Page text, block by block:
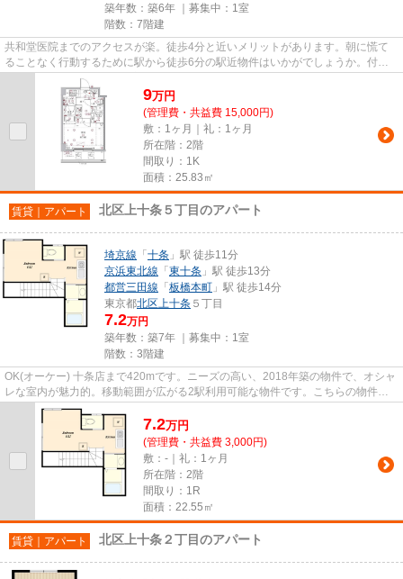
築年数：築6年 ｜募集中： 1室
階数：7階建
共和堂医院までのアクセスが楽。徒歩4分と近いメリットがあります。朝に慌て
ることなく行動するために駅から徒歩6分の駅近物件はいかがでしょうか。付近
に駅が2駅あり、行き先に応じて...
9万円
(管理費・共益費 15,000円)
敷：1ヶ月｜礼：1ヶ月
所在階：2階
間取り：1K
面積：25.83㎡
賃貸｜アパート 北区上十条５丁目のアパート
埼京線 「 十条 」駅 徒歩11分
京浜東北線 「 東十条 」駅 徒歩13分
都営三田線 「 板橋本町 」駅 徒歩14分
東京都北区上十条 ５丁目
7.2万円
築年数：築7年 ｜募集中： 1室
階数：3階建
OK(オーケー) 十条店まで420mです。ニーズの高い、2018年築の物件で、オシャ
レな室内が魅力的。移動範囲が広がる2駅利用可能な物件です。こちらの物件は
アパートです。地域に強い当社...
7.2万円
(管理費・共益費 3,000円)
敷：-｜礼：1ヶ月
所在階：2階
間取り：1R
面積：22.55㎡
賃貸｜アパート 北区上十条２丁目のアパート